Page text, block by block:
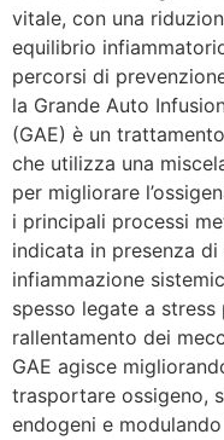
vitale, con una
equilibrio
percorsi di
la Grande Auto
(GAE) è un
che utilizza una
per migliorare
i principali processi
indicata in presenza
infiammazione
spesso legate a
rallentamento dei
GAE agisce
trasportare ossigeno,
endogeni e